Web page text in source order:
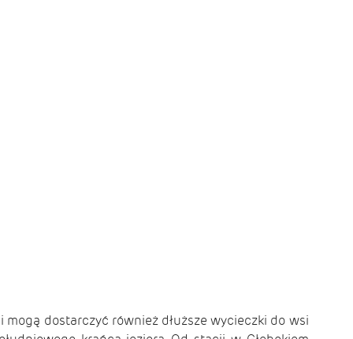
dostarczyć również dłuższe wycieczki do wsi